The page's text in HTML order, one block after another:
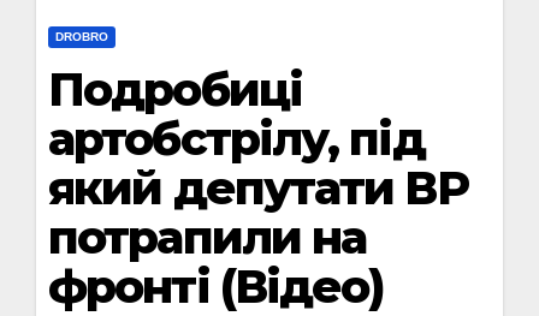
DROBRO
Подробиці
артобстрілу, під
який депутати ВР
потрапили на
фронті (Відео)